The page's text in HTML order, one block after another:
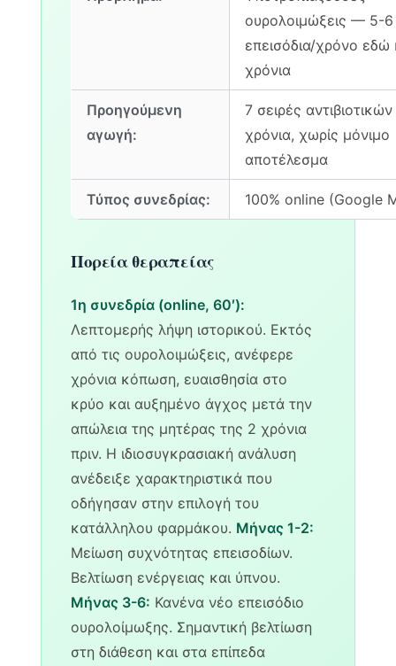
ουρολοιμώξεις — 5-6
επεισόδια/χρόνο εδώ
χρόνια
Προηγούμενη
αγωγή:
7 σειρές
χρόνια, χωρίς μόνιμο
αποτέλεσμα
Τύπος συνεδρίας: 100% online (Google
Πορεία θεραπείας
1η συνεδρία (online, 60′):
Λεπτομερής λήψη ιστορικού. Εκτός
από τις ουρολοιμώξεις, ανέφερε
χρόνια κόπωση, ευαισθησία στο
κρύο και αυξημένο άγχος μετά την
απώλεια της μητέρας της 2 χρόνια
πριν. Η ιδιοσυγκρασιακή ανάλυση
ανέδειξε χαρακτηριστικά που
οδήγησαν στην επιλογή του
κατάλληλου φαρμάκου. Μήνας 1-2:
Μείωση συχνότητας επεισοδίων.
Βελτίωση ενέργειας και ύπνου.
Μήνας 3-6: Κανένα νέο επεισόδιο
ουρολοίμωξης. Σημαντική βελτίωση
στη διάθεση και στα επίπεδα